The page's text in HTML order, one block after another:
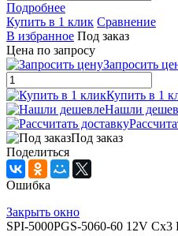
Подробнее
Купить в 1 клик Сравнение
В избранное Под заказ
Цена по запросу
Запросить
Купить в 1
Нашли
Под заказ
Поделиться
Ошибка
Закрыть окно
SPI-5000PGS-5060-60 12V